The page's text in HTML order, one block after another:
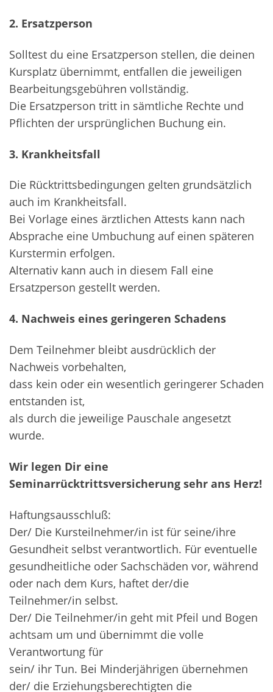
2. Ersatzperson
Solltest du eine Ersatzperson stellen, die deinen
Kursplatz übernimmt, entfallen die jeweiligen
Bearbeitungsgebühren vollständig.
Die Ersatzperson tritt in sämtliche Rechte und
Pflichten der ursprünglichen Buchung ein.
3. Krankheitsfall
Die Rücktrittsbedingungen gelten grundsätzlich
auch im Krankheitsfall.
Bei Vorlage eines ärztlichen Attests kann nach
Absprache eine Umbuchung auf einen späteren
Kurstermin erfolgen.
Alternativ kann auch in diesem Fall eine
Ersatzperson gestellt werden.
4. Nachweis eines geringeren Schadens
Dem Teilnehmer bleibt ausdrücklich der
Nachweis vorbehalten,
dass kein oder ein wesentlich geringerer Schaden
entstanden ist,
als durch die jeweilige Pauschale angesetzt
wurde.
Wir legen Dir eine
Seminarrücktrittsversicherung sehr ans Herz!
Haftungsausschluß:
Der/ Die Kursteilnehmer/in ist für seine/ihre
Gesundheit selbst verantwortlich. Für eventuelle
gesundheitliche oder Sachschäden vor, während
oder nach dem Kurs, haftet der/die
Teilnehmer/in selbst.
Der/ Die Teilnehmer/in geht mit Pfeil und Bogen
achtsam um und übernimmt die volle
Verantwortung für
sein/ ihr Tun. Bei Minderjährigen übernehmen
der/ die Erziehungsberechtigten die